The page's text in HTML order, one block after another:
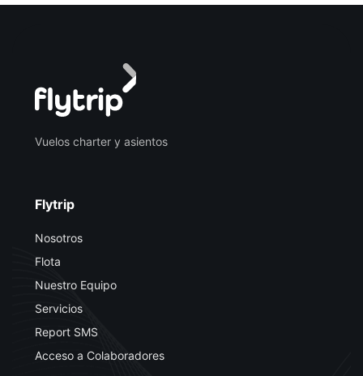
Vuelos charter y asientos
Flytrip
Nosotros
Flota
Nuestro Equipo
Servicios
Report SMS
Acceso a Colaboradores